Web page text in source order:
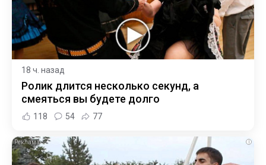
18 ч. назад
Ролик длится несколько секунд, а
смеяться вы будете долго
118 54 77
i